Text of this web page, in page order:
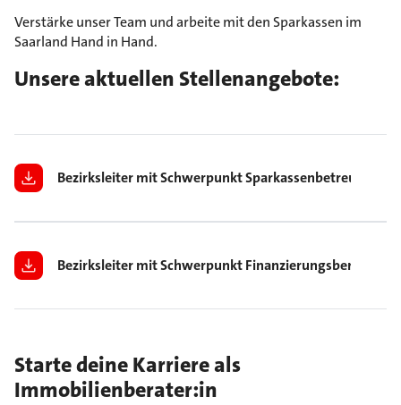
Verstärke unser Team und arbeite mit den Sparkassen im
Saarland Hand in Hand.
Unsere aktuellen Stellenangebote:
Bezirksleiter mit Schwerpunkt Sparkassenbetreuung
Bezirksleiter mit Schwerpunkt Finanzierungsberatung
Starte deine Karriere als
Immobilienberater:in